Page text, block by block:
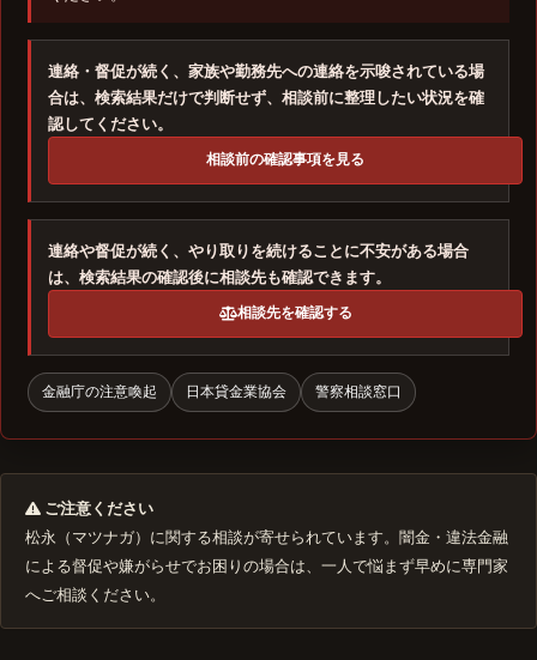
連絡・督促が続く、家族や勤務先への連絡を示唆されている場
合は、検索結果だけで判断せず、相談前に整理したい状況を確
認してください。
相談前の確認事項を見る
連絡や督促が続く、やり取りを続けることに不安がある場合
は、検索結果の確認後に相談先も確認できます。
相談先を確認する
金融庁の注意喚起 日本貸金業協会 警察相談窓口
ご注意ください
松永（マツナガ）に関する相談が寄せられています。闇金・違法金融
による督促や嫌がらせでお困りの場合は、一人で悩まず早めに専門家
へご相談ください。